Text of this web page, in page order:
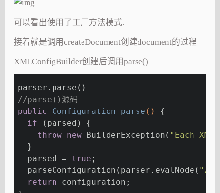
可以看出使用了工厂方法模式.
接着就是调用createDocument创建document的过程
XMLConfigBuilder创建后调用parse()
parser.parse()
//parse()源码
public Configuration parse ()
{
if (parsed) {
throw new BuilderException( "Each
  }
  parsed =
true ;
  parseConfiguration(parser.evalNode(
"/
return configuration;